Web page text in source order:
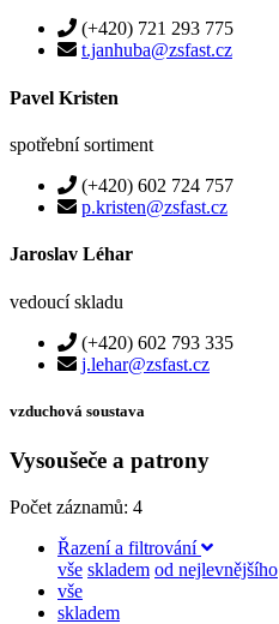
(+420) 721 293 775
t.janhuba@zsfast.cz
Pavel Kristen
spotřební sortiment
(+420) 602 724 757
p.kristen@zsfast.cz
Jaroslav Léhar
vedoucí skladu
(+420) 602 793 335
j.lehar@zsfast.cz
vzduchová soustava
Vysoušeče a patrony
Počet záznamů: 4
Řazení a filtrování
vše skladem od nejlevnějšího
vše
skladem